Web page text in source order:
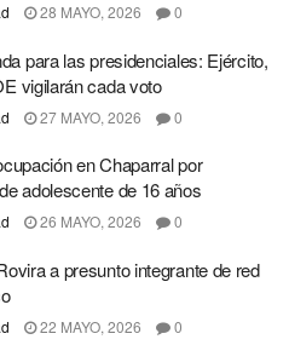
28 MAYO, 2026 0
para las presidenciales: Ejército,
vigilarán cada voto
27 MAYO, 2026 0
en Chaparral por
adolescente de 16 años
26 MAYO, 2026 0
a presunto integrante de red
22 MAYO, 2026 0